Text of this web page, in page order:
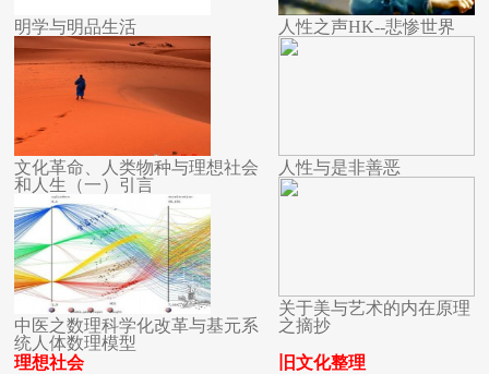
明学与明品生活
文化革命、人类物种与理想社会
和人生（一）引言
中医之数理科学化改革与基元系
统人体数理模型
人性之声HK--悲惨世界
人性与是非善恶
关于美与艺术的内在原理
之摘抄
理想社会
旧文化整理